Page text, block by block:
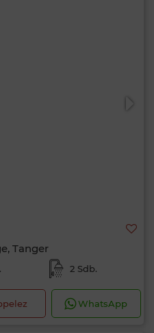
Tanger
2 Sdb.
WhatsApp